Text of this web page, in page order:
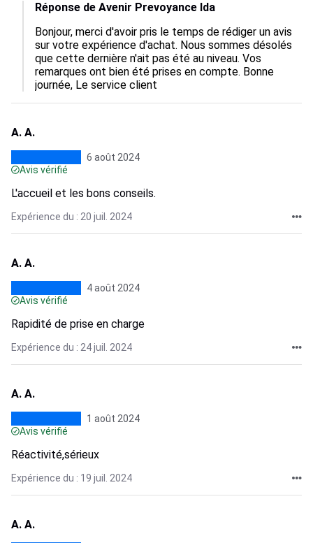
Réponse de Avenir Prevoyance Ida
Bonjour, merci d'avoir pris le temps de rédiger un avis
sur votre expérience d'achat. Nous sommes désolés
que cette dernière n'ait pas été au niveau. Vos
remarques ont bien été prises en compte. Bonne
journée, Le service client
A. A.
6 août 2024
Avis vérifié
L'accueil et les bons conseils.
Expérience du : 20 juil. 2024
A. A.
4 août 2024
Avis vérifié
Rapidité de prise en charge
Expérience du : 24 juil. 2024
A. A.
1 août 2024
Avis vérifié
Réactivité,sérieux
Expérience du : 19 juil. 2024
A. A.